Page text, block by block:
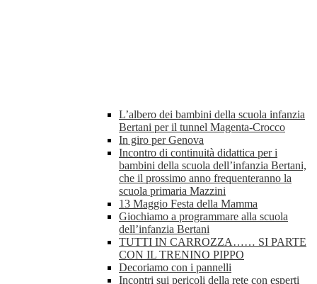
L’albero dei bambini della scuola infanzia
Bertani per il tunnel Magenta-Crocco
In giro per Genova
Incontro di continuità didattica per i
bambini della scuola dell’infanzia Bertani,
che il prossimo anno frequenteranno la
scuola primaria Mazzini
13 Maggio Festa della Mamma
Giochiamo a programmare alla scuola
dell’infanzia Bertani
TUTTI IN CARROZZA…… SI PARTE
CON IL TRENINO PIPPO
Decoriamo con i pannelli
Incontri sui pericoli della rete con esperti